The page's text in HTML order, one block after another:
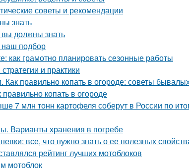
советы и рекомендации
знать
вы должны знать
подбор
как грамотно планировать сезонные работы
и практики
Как правильно копать в огороде: советы
копать в огороде
7 млн тонн картофеля соберут в России по
Варианты хранения в погребе
все, что нужно знать о ее полезных
рейтинг лучших мотоблоков
мотоблок